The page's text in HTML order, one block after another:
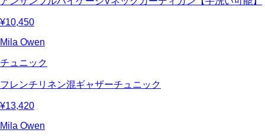
¥10,450
Mila Owen
チュニック
フレンチリネン混ギャザーチュニック
¥13,420
Mila Owen